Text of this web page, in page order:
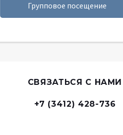
Групповое посещение
СВЯЗАТЬСЯ С НАМИ
+7 (3412) 428-736